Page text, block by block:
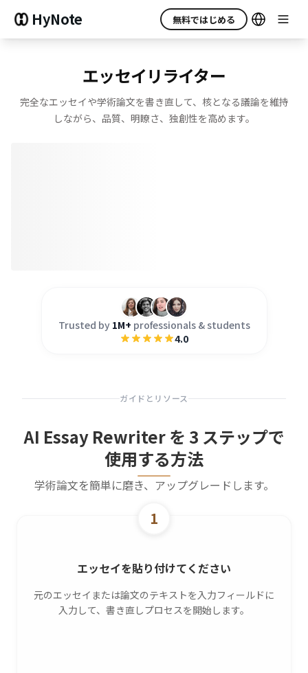
HyNote 無料ではじめる
エッセイリライター
完全なエッセイや学術論文を書き直して、核となる議論を維持
しながら、品質、明瞭さ、独創性を高めます。
Trusted by 1M+ professionals & students
4.0
ガイドとリソース
AI Essay Rewriter を 3 ステップで
使用する方法
学術論文を簡単に磨き、アップグレードします。
1
エッセイを貼り付けてください
元のエッセイまたは論文のテキストを入力フィールドに
入力して、書き直しプロセスを開始します。